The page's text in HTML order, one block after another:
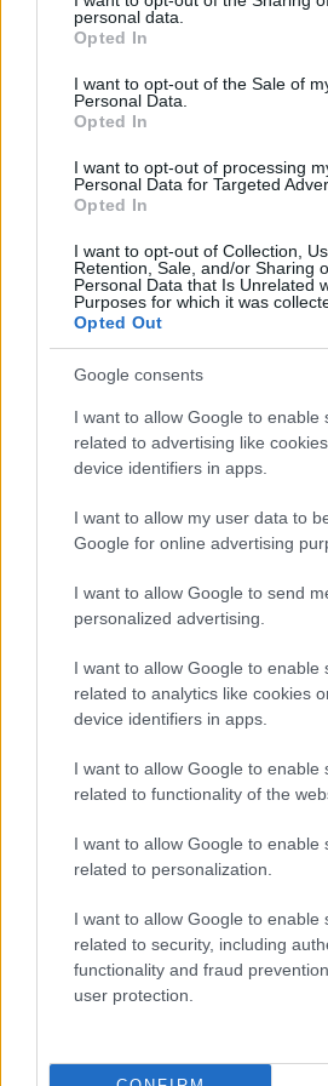
grant or deny consent to Google and
use your data for below specified
consent section.
personal data.
Opted In
I want to opt-out of the Sale of
Personal Data.
Opted In
I want to opt-out of processing
Personal Data for Targeted
Opted In
I want to opt-out of Collection,
Retention, Sale, and/or Sharing
Personal Data that Is Unrelated
Purposes for which it was
Opted Out
Google consents
I want to allow Google to enable
related to advertising like
device identifiers in apps.
I want to allow my user data to
Google for online advertising
I want to allow Google to send
personalized advertising.
I want to allow Google to enable
related to analytics like cookies
device identifiers in apps.
I want to allow Google to enable
related to functionality of the
I want to allow Google to enable
related to personalization.
I want to allow Google to enable
related to security, including
functionality and fraud
user protection.
Martina Agostina Diturco
I nostri cari
I nostri cari
Invia un Comunicato Stampa
Vuoi rimanere sempre
Iscriviti alla newsletter di Gallura
email periodiche contenenti le
sul sito web!
Indirizzo email*